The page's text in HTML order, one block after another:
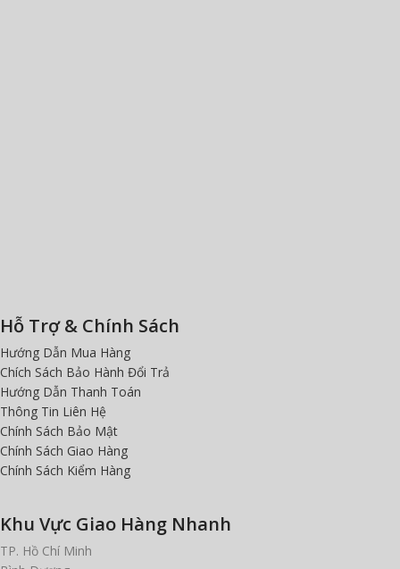
Hỗ Trợ & Chính Sách
Hướng Dẫn Mua Hàng
Chích Sách Bảo Hành Đổi Trả
Hướng Dẫn Thanh Toán
Thông Tin Liên Hệ
Chính Sách Bảo Mật
Chính Sách Giao Hàng
Chính Sách Kiểm Hàng
Khu Vực Giao Hàng Nhanh
TP. Hồ Chí Minh